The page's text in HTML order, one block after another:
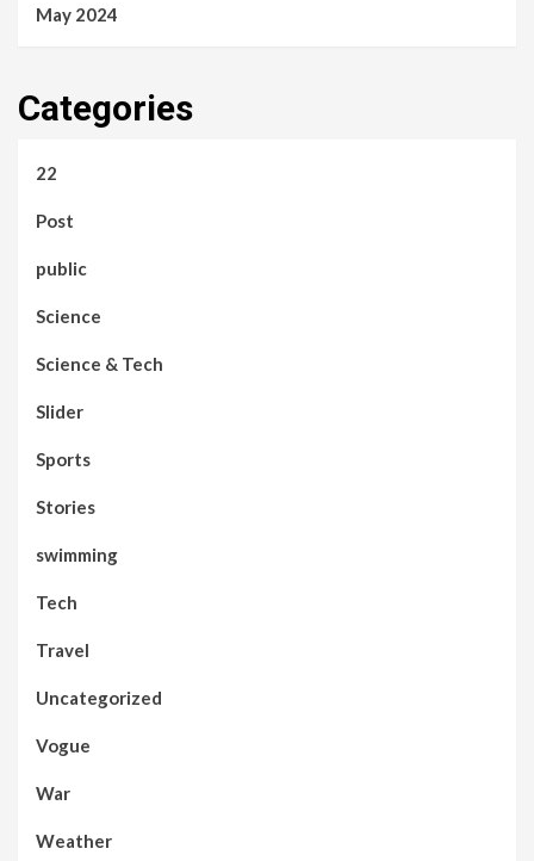
May 2024
Categories
22
Post
public
Science
Science & Tech
Slider
Sports
Stories
swimming
Tech
Travel
Uncategorized
Vogue
War
Weather